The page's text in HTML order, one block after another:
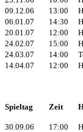
09.12.06
13:00
06.01.07
14:30
20.01.07
12:00
24.02.07
15:00
24.03.07
14:00
14.04.07
12:00
Spieltag Zeit
30.09.06 17:00